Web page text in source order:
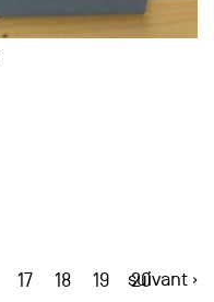
17 18 19 20
suivant ›